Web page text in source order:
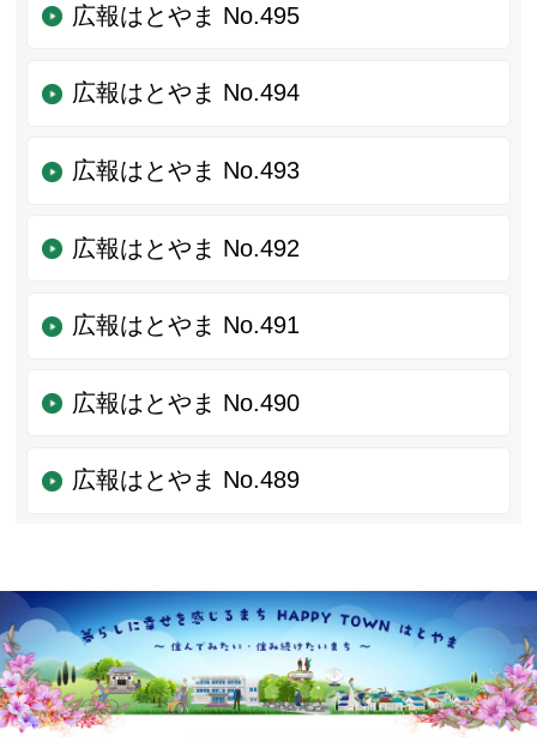
広報はとやま No.495
広報はとやま No.494
広報はとやま No.493
広報はとやま No.492
広報はとやま No.491
広報はとやま No.490
広報はとやま No.489